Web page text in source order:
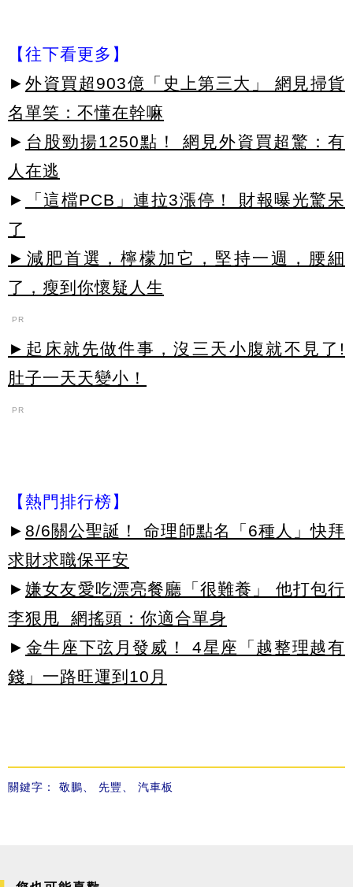
【往下看更多】
► 外資買超903億「史上第三大」 網見掃貨
名單笑：不懂在幹嘛
► 台股勁揚1250點！ 網見外資買超驚：有
人在逃
►
「這檔PCB」連拉3漲停！ 財報曝光驚呆
了
►減肥首選，檸檬加它，堅持一週，腰細
了，瘦到你懷疑人生
PR
►起床就先做件事，沒三天小腹就不見了!
肚子一天天變小！
PR
【熱門排行榜】
► 8/6關公聖誕！ 命理師點名「6種人」快拜
求財求職保平安
► 嫌女友愛吃漂亮餐廳「很難養」 他打包行
李狠甩 網搖頭：你適合單身
► 金牛座下弦月發威！ 4星座「越整理越有
錢」一路旺運到10月
關鍵字： 敬鵬 先豐 汽車板